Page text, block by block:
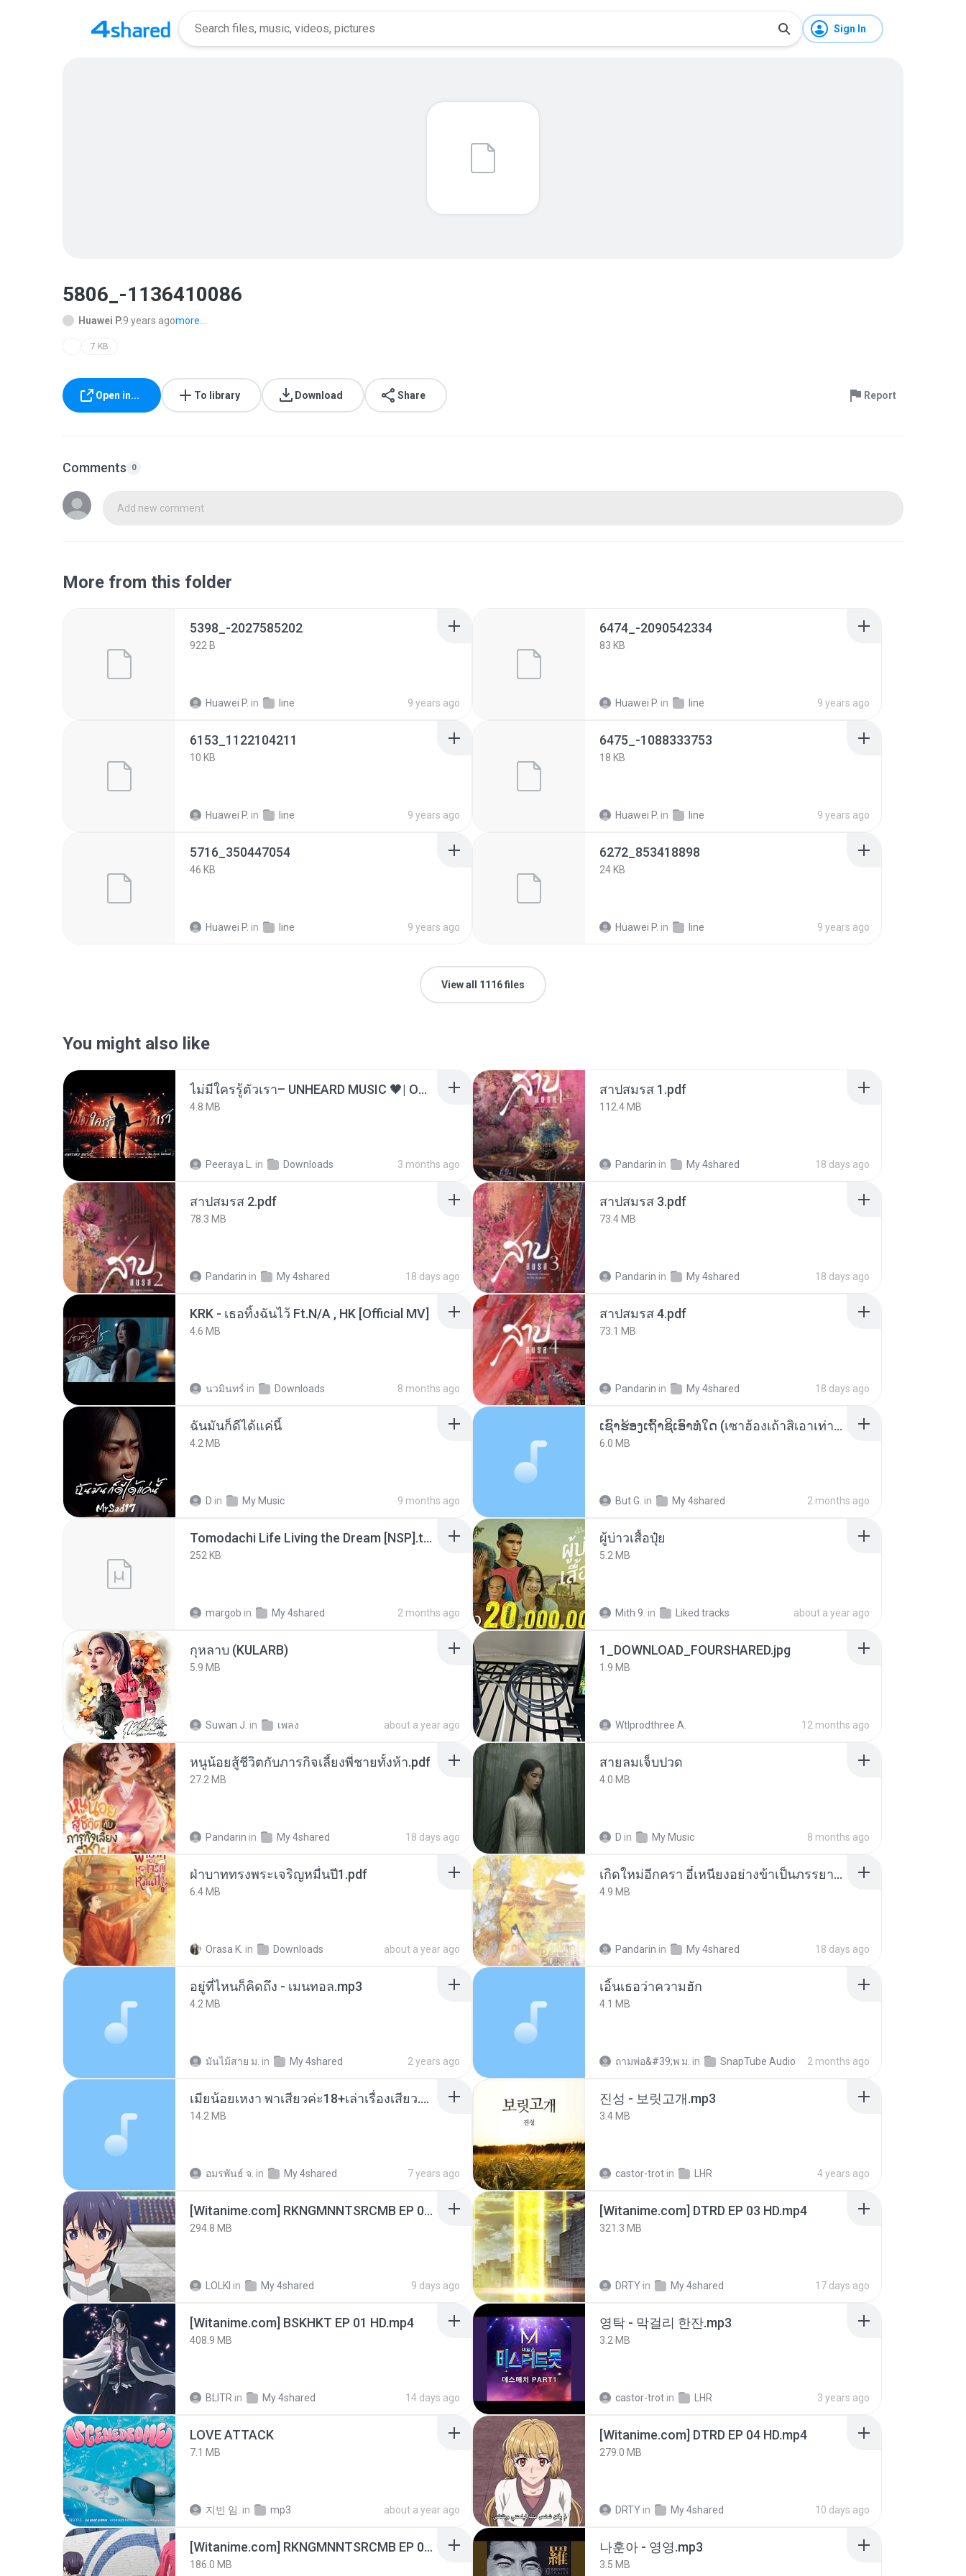
Sign In
5806_-1136410086
Huawei P.9 years agomore...
7 KB
Open in... To library Download Share Report
Comments 0
Add new comment
More from this folder
5398_-2027585202
922 B
Huawei P. in line 9 years ago
6474_-2090542334
83 KB
Huawei P. in line 9 years ago
6153_1122104211
10 KB
Huawei P. in line 9 years ago
6475_-1088333753
18 KB
Huawei P. in line 9 years ago
5716_350447054
46 KB
Huawei P. in line 9 years ago
6272_853418898
24 KB
Huawei P. in line 9 years ago
View all 1116 files
You might also like
ไม่มีใครรู้ตัวเรา– UNHEARD MUSIC 🖤| Official Lyric Video | เพลงสู้ชีวิต
4.8 MB
Peeraya L. in Downloads 3 months ago
สาปสมรส 1.pdf
112.4 MB
Pandarin in My 4shared 18 days ago
สาปสมรส 2.pdf
78.3 MB
Pandarin in My 4shared 18 days ago
สาปสมรส 3.pdf
73.4 MB
Pandarin in My 4shared 18 days ago
KRK - เธอทิ้งฉันไว้ Ft.N/A , HK [Official MV]
4.6 MB
นวมินทร์ in Downloads 8 months ago
สาปสมรส 4.pdf
73.1 MB
Pandarin in My 4shared 18 days ago
ฉันมันก็ดีได้แค่นี้
4.2 MB
D in My Music 9 months ago
ເຊົາຮ້ອງເຖົ້າຊິເອົາທໍ່ໃດ (เซาฮ้องเถ้าสิเอาเท่าใด) ບຸນເກີດ ຫນູຫ່ວງ ft. ໂສພາ ຈຸນທະລາ
6.0 MB
But G. in My 4shared 2 months ago
Tomodachi Life Living the Dream [NSP].torrent
252 KB
margob in My 4shared 2 months ago
ผู้บ่าวเสื้อปุ๋ย
5.2 MB
Mith 9. in Liked tracks about a year ago
กุหลาบ (KULARB)
5.9 MB
Suwan J. in เพลง about a year ago
1_DOWNLOAD_FOURSHARED.jpg
1.9 MB
Wtlprodthree A. 12 months ago
หนูน้อยสู้ชีวิตกับภารกิจเลี้ยงพี่ชายทั้งห้า.pdf
27.2 MB
Pandarin in My 4shared 18 days ago
สายลมเจ็บปวด
4.0 MB
D in My Music 8 months ago
ฝ่าบาททรงพระเจริญหมื่นปี1.pdf
6.4 MB
Orasa K. in Downloads about a year ago
เกิดใหม่อีกครา อี๋เหนียงอย่างข้าเป็นภรรยาขุนนาง 1_ST.pdf
4.9 MB
Pandarin in My 4shared 18 days ago
อยู่ที่ไหนก็คิดถึง - เมนทอล.mp3
4.2 MB
มันไม้สาย ม. in My 4shared 2 years ago
เอิ้นเธอว่าความฮัก
4.1 MB
ถามพ่อ&#39;พ ม. in SnapTube Audio 2 months ago
เมียน้อยเหงา พาเสียวค่ะ18+เล่าเรื่องเสียว.mp3
14.2 MB
อมรพันธ์ จ. in My 4shared 7 years ago
진성 - 보릿고개.mp3
3.4 MB
castor-trot in LHR 4 years ago
[Witanime.com] RKNGMNNTSRCMB EP 06 HD.mp4
294.8 MB
LOLKI in My 4shared 9 days ago
[Witanime.com] DTRD EP 03 HD.mp4
321.3 MB
DRTY in My 4shared 17 days ago
[Witanime.com] BSKHKT EP 01 HD.mp4
408.9 MB
BLITR in My 4shared 14 days ago
영탁 - 막걸리 한잔.mp3
3.2 MB
castor-trot in LHR 3 years ago
LOVE ATTACK
7.1 MB
지빈 임. in mp3 about a year ago
[Witanime.com] DTRD EP 04 HD.mp4
279.0 MB
DRTY in My 4shared 10 days ago
[Witanime.com] RKNGMNNTSRCMB EP 05 HD.mp4
186.0 MB
나훈아 - 영영.mp3
3.5 MB